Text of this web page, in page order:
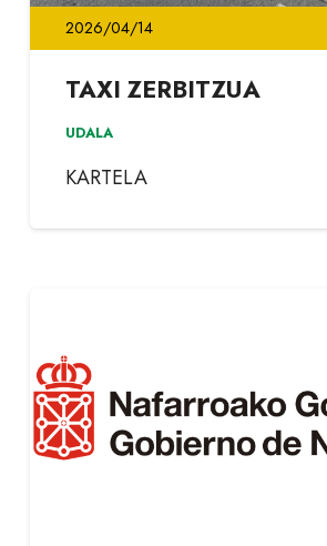
2026/04/14
TAXI ZERBITZUA
UDALA
KARTELA